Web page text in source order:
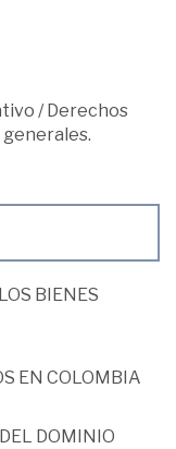
/ Derechos
generales.
BIENES
EN COLOMBIA
DOMINIO